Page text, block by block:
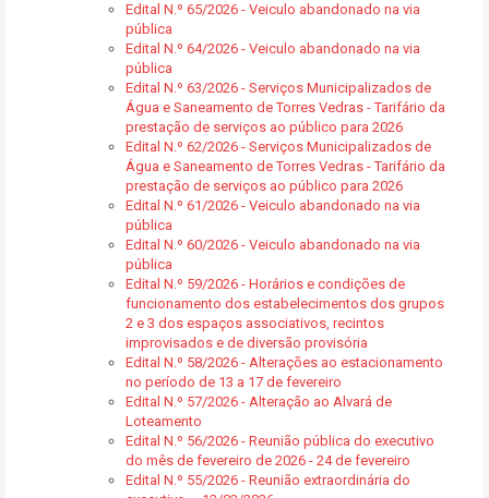
Edital N.º 65/2026 - Veiculo abandonado na via
pública
Edital N.º 64/2026 - Veiculo abandonado na via
pública
Edital N.º 63/2026 - Serviços Municipalizados de
Água e Saneamento de Torres Vedras - Tarifário da
prestação de serviços ao público para 2026
Edital N.º 62/2026 - Serviços Municipalizados de
Água e Saneamento de Torres Vedras - Tarifário da
prestação de serviços ao público para 2026
Edital N.º 61/2026 - Veiculo abandonado na via
pública
Edital N.º 60/2026 - Veiculo abandonado na via
pública
Edital N.º 59/2026 - Horários e condições de
funcionamento dos estabelecimentos dos grupos
2 e 3 dos espaços associativos, recintos
improvisados e de diversão provisória
Edital N.º 58/2026 - Alterações ao estacionamento
no período de 13 a 17 de fevereiro
Edital N.º 57/2026 - Alteração ao Alvará de
Loteamento
Edital N.º 56/2026 - Reunião pública do executivo
do mês de fevereiro de 2026 - 24 de fevereiro
Edital N.º 55/2026 - Reunião extraordinária do